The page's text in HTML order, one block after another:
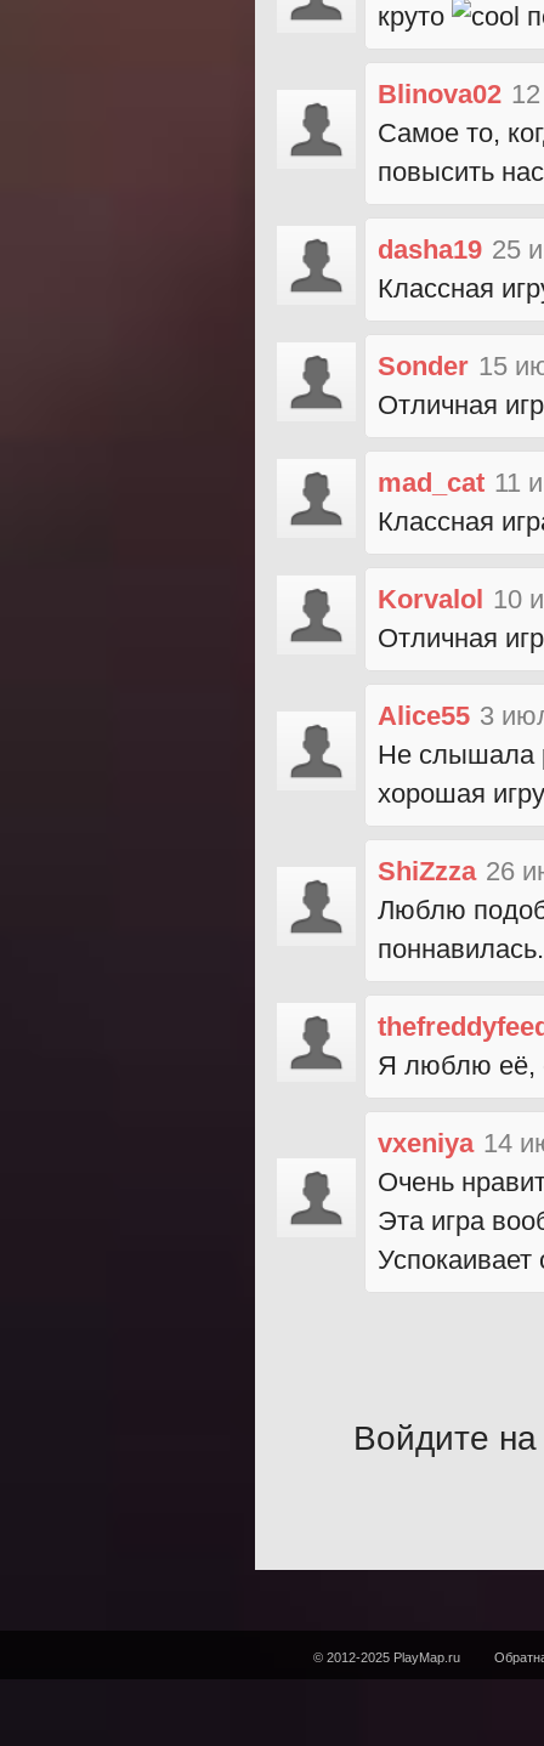
круто
Blinova02
Самое то,
повысить
dasha19 25
Классная
Sonder 15
Отличная
mad_cat 11
Классная
Korvalol 10
Отличная
Alice55 3
Не слышала
хорошая
ShiZzza 26
Люблю
поннавилась.
Я люблю её,
vxeniya 14
Очень
Эта игра
Успокаивает
Войдите на
© 2012-2025 PlayMap.ru